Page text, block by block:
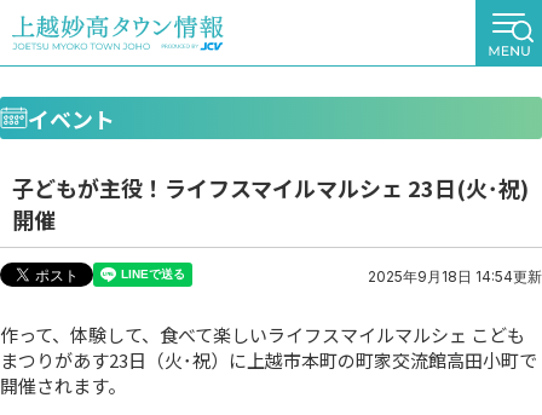
イベント
子どもが主役！ライフスマイルマルシェ 23日(火･祝)
開催
2025年9月18日 14:54更新
作って、体験して、食べて楽しいライフスマイルマルシェ こども
まつりがあす23日（火･祝）に上越市本町の町家交流館高田小町で
開催されます。